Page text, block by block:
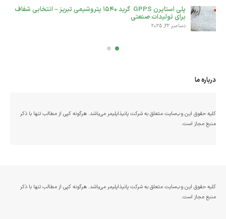
انواع پلی اتیلن سبک LDPE و کاربردهای آن
نوامبر 25, 2025
درباره ما
کلیه حقوق این وب‌سایت متعلق به شرکت پانیذاپلیمر می‌باشد. هرگونه کپی از مطالب تنها با ذکر
منبع مجاز است.
کلیه حقوق این وب‌سایت متعلق به شرکت پانیذاپلیمر می‌باشد. هرگونه کپی از مطالب تنها با ذکر
منبع مجاز است.